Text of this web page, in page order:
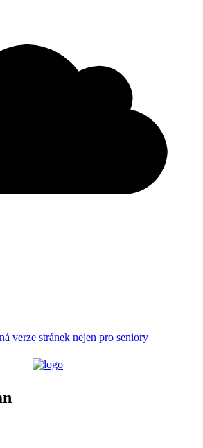
verze stránek nejen pro seniory